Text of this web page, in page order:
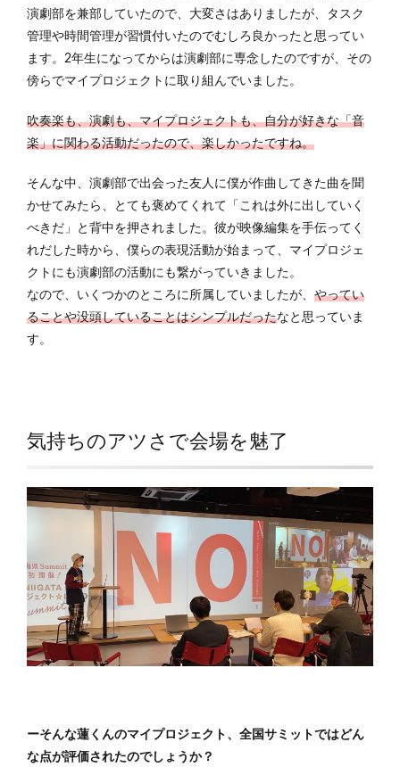
演劇部を兼部していたので、大変さはありましたが、タスク
管理や時間管理が習慣付いたのでむしろ良かったと思ってい
ます。2年生になってからは演劇部に専念したのですが、その
傍らでマイプロジェクトに取り組んでいました。
吹奏楽も、演劇も、マイプロジェクトも、自分が好きな「音
楽」に関わる活動だったので、楽しかったですね。
そんな中、演劇部で出会った友人に僕が作曲してきた曲を聞
かせてみたら、とても褒めてくれて「これは外に出していく
べきだ」と背中を押されました。彼が映像編集を手伝ってく
れだした時から、僕らの表現活動が始まって、マイプロジェ
クトにも演劇部の活動にも繋がっていきました。
なので、いくつかのところに所属していましたが、 やってい
ることや没頭していることはシンプルだったなと思っていま
す。
気持ちのアツさで会場を魅了
ーそんな蓮くんのマイプロジェクト、全国サミットではどん
な点が評価されたのでしょうか？